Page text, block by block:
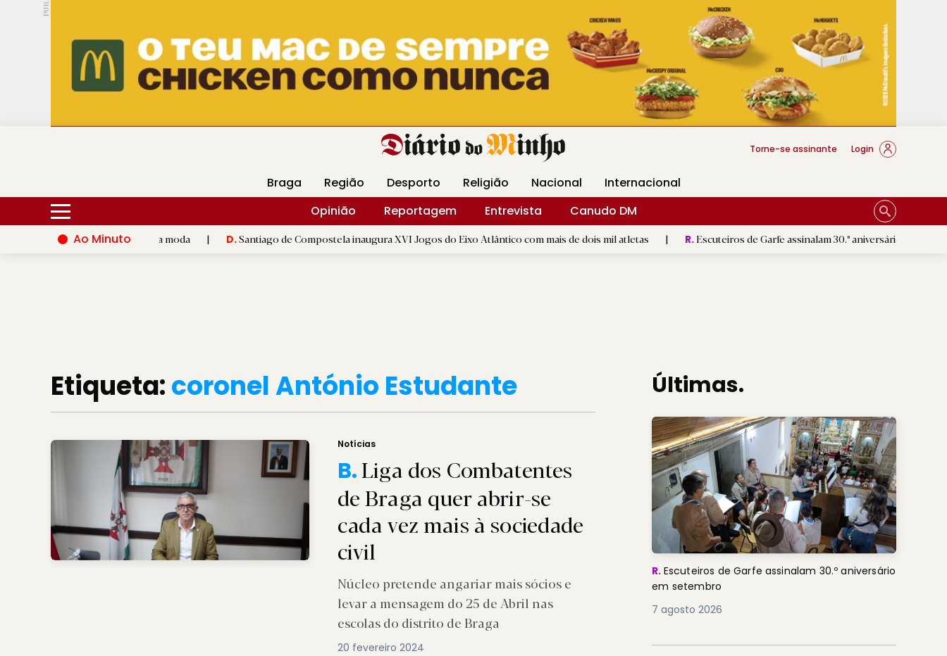
PUB.
Hoje 17ºC 25ºC DMtv Revista Minha Gráfica DM Livraria DM Arquidiocese Braga
Torne-se assinante Login
Braga Região Desporto Religião Nacional
Internacional
Opinião
Reportagem Entrevista
Canudo DM
Ao Minuto
do mundo da moda D.Santiago de Compostela inaugura XVI Jogos do Eixo Atlântico com mais de dois mil atletas | R.Escuteiros de Garfe assinalam 30.º aniversário em setembro
Etiqueta:coronel António Estudante
Notícias
B.Liga dos Combatentes
de Braga quer abrir-se
cada vez mais à sociedade
civil
Núcleo pretende angariar mais sócios e
levar a mensagem do 25 de Abril nas
escolas do distrito de Braga
20 fevereiro 2024
Últimas.
R. Escuteiros de Garfe assinalam 30.º aniversário
em setembro
7 agosto 2026